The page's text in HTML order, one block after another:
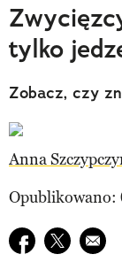
Trendbook
Polecane
tylko
Zobacz, czy
Anna
Opublikowano:
Udostępnij na
Udostępnij
E-